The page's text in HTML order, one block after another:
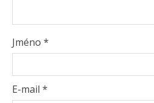
Jméno *
E-mail *